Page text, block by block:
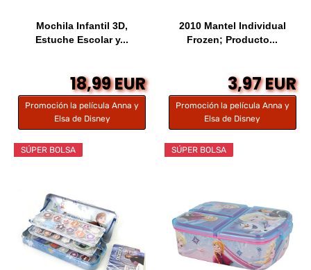
Mochila Infantil 3D,
Estuche Escolar y...
18,99 EUR
Promoción la película Anna y
Elsa de Disney
2010 Mantel Individual
Frozen; Producto...
3,97 EUR
Promoción la película Anna y
Elsa de Disney
SÚPER BOLSA SÚPER BOLSA